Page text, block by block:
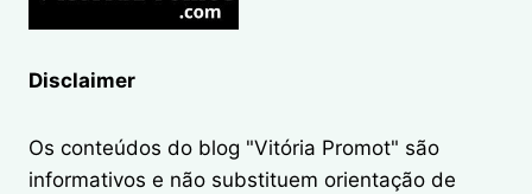
ADEUS
Disclaimer
Os conteúdos do blog "Vitória Promot" são
informativos e não substituem orientação de